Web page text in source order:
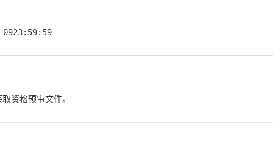
0923:59:59
资格预审文件。